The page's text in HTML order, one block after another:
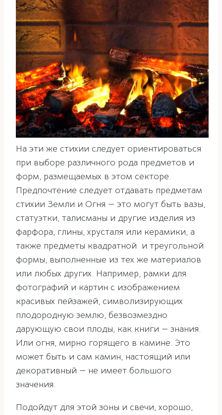
На эти же стихии следует ориентироваться
при выборе различного рода предметов и
форм, размещаемых в этом секторе.
Предпочтение следует отдавать предметам
стихии Земли и Огня — это могут быть вазы,
статуэтки, талисманы и другие изделия из
фарфора, глины, хрусталя или керамики, а
также предметы квадратной и треугольной
формы, выполненные из тех же материалов
или любых других. Например, рамки для
фотографий и картин с изображением
красивых пейзажей, символизирующих
плодородную землю, безвозмездно
дарующую свои плоды, как книги — знания.
Или огня, мирно горящего в камине. Это
может быть и сам камин, настоящий или
декоративный — не имеет большого
значения.
Подойдут для этой зоны и свечи, хорошо,